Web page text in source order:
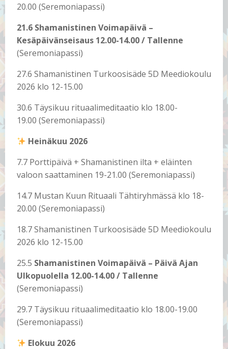
20.00 (Seremoniapassi)
21.6 Shamanistinen Voimapäivä –
Kesäpäivänseisaus 12.00-14.00 / Tallenne
(Seremoniapassi)
27.6 Shamanistinen Turkoosisäde 5D Meediokoulu
2026 klo 12-15.00
30.6 Täysikuu rituaalimeditaatio klo 18.00-
19.00 (Seremoniapassi)
Heinäkuu 2026
7.7 Porttipäivä + Shamanistinen ilta + eläinten
valoon saattaminen 19-21.00 (Seremoniapassi)
14.7 Mustan Kuun Rituaali Tähtiryhmässä klo 18-
20.00 (Seremoniapassi)
18.7 Shamanistinen Turkoosisäde 5D Meediokoulu
2026 klo 12-15.00
25.5 Shamanistinen Voimapäivä – Päivä Ajan
Ulkopuolella 12.00-14.00 / Tallenne
(Seremoniapassi)
29.7 Täysikuu rituaalimeditaatio klo 18.00-19.00
(Seremoniapassi)
Elokuu 2026